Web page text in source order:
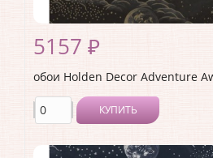
5157 ₽
обои Holden Decor Adventure
КУПИТЬ
Производитель:Holden Decor
Коллекция:Adventure Awaits